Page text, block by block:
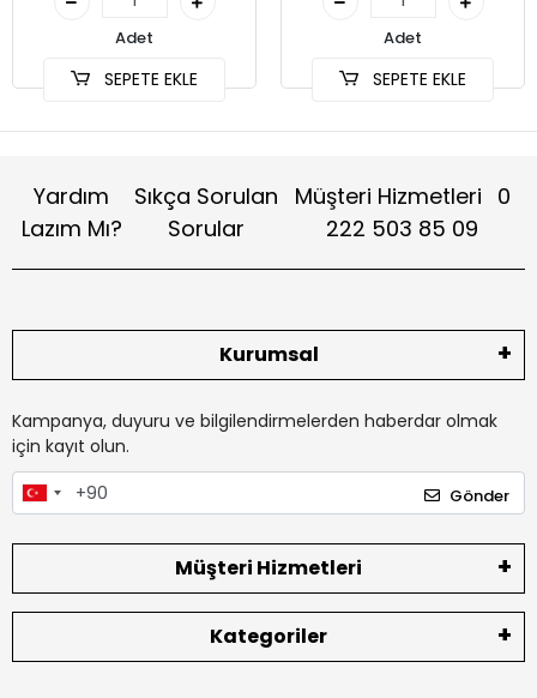
Adet
SEPETE EKLE
Adet
SEPETE EKLE
Yardım
Lazım Mı?
Sıkça Sorulan
Sorular
Müşteri Hizmetleri 0
222 503 85 09
Kurumsal
Kampanya, duyuru ve bilgilendirmelerden haberdar olmak
için kayıt olun.
Gönder
Müşteri Hizmetleri
Kategoriler